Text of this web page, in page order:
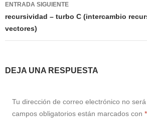
ENTRADA SIGUIENTE
recursividad – turbo C (intercambio
vectores)
DEJA UNA RESPUESTA
Tu dirección de correo electrónico no será
campos obligatorios están marcados con *